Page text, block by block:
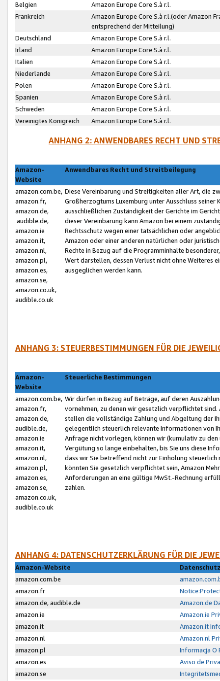
Belgien
Amazon Europe Core S.à r.l.
Frankreich
Amazon Europe Core S.à r.l.(oder Amazon
entsprechend der Mitteilung)
Deutschland
Amazon Europe Core S.à r.l.
Irland
Amazon Europe Core S.à r.l.
Italien
Amazon Europe Core S.à r.l.
Niederlande
Amazon Europe Core S.à r.l.
Polen
Amazon Europe Core S.à r.l.
Spanien
Amazon Europe Core S.à r.l.
Schweden
Amazon Europe Core S.à r.l.
Vereinigtes Königreich
Amazon Europe Core S.à r.l.
ANHANG 2: ANWENDBARES RECHT UND
Amazon-
Website
Anwendbares Recht und Streitbeilegung
amazon.com.be,
amazon.fr,
amazon.de,
audible.de,
amazon.ie
amazon.it,
amazon.nl,
amazon.pl,
amazon.es,
amazon.se,
amazon.co.uk,
audible.co.uk
Diese Vereinbarung und Streitigkeiten aller Art, die
Großherzogtums Luxemburg unter Ausschluss
ausschließlichen Zuständigkeit der Gerichte im
dieser Vereinbarung kann Amazon bei einem
Rechtsschutz wegen einer tatsächlichen oder
Amazon oder einer anderen natürlichen oder
Rechte in Bezug auf die Programminhalte
Wert darstellen, dessen Verlust nicht ohne Weiteres
ausgeglichen werden kann.
ANHANG 3: STEUERBESTIMMUNGEN FÜR DIE
Amazon-
Website
Steuerliche Bestimmungen
amazon.com.be,
amazon.fr,
amazon.de,
audible.de,
amazon.ie
amazon.it,
amazon.nl,
amazon.pl,
amazon.es,
amazon.se,
amazon.co.uk,
audible.co.uk
Wir dürfen in Bezug auf Beträge, auf deren
vornehmen, zu denen wir gesetzlich verpflichtet
stellen die vollständige Zahlung und Abgeltung der
gelegentlich steuerlich relevante Informationen von
Anfrage nicht vorlegen, können wir (kumulativ zu
Vergütung so lange einbehalten, bis Sie uns diese
dass wir Sie betreffend nicht zur Einholung
könnten Sie gesetzlich verpflichtet sein, Amazon
Anforderungen an eine gültige MwSt.-Rechnung
zahlen.
ANHANG 4: DATENSCHUTZERKLÄRUNG FÜR DIE
Amazon-Website
amazon.com.be
amazon.fr
amazon.de, audible.de
Amazon.de
amazon.ie
Amazon.ie
amazon.it
Amazon.it
amazon.nl
Amazon.nl
amazon.pl
Informacja O
amazon.es
Aviso de
amazon.se